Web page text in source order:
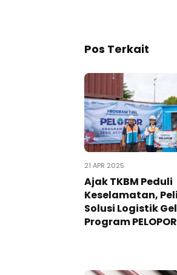
Pos Terkait
21 APR 2025
Ajak TKBM Peduli
Keselamatan,
Solusi Logistik
Program PELOPOR